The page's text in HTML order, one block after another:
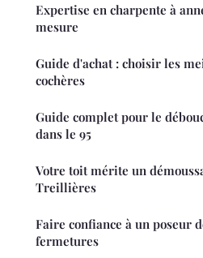
Expertise en charpente à
mesure
Guide d'achat : choisir les
cochères
Guide complet pour le
dans le 95
Votre toit mérite un
Treillières
Faire confiance à un poseur
fermetures